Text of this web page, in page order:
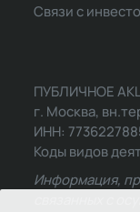
Связи с
ПУБЛИЧНОЕ
г. Москва,
ИНН:
Коды видов
Информация,